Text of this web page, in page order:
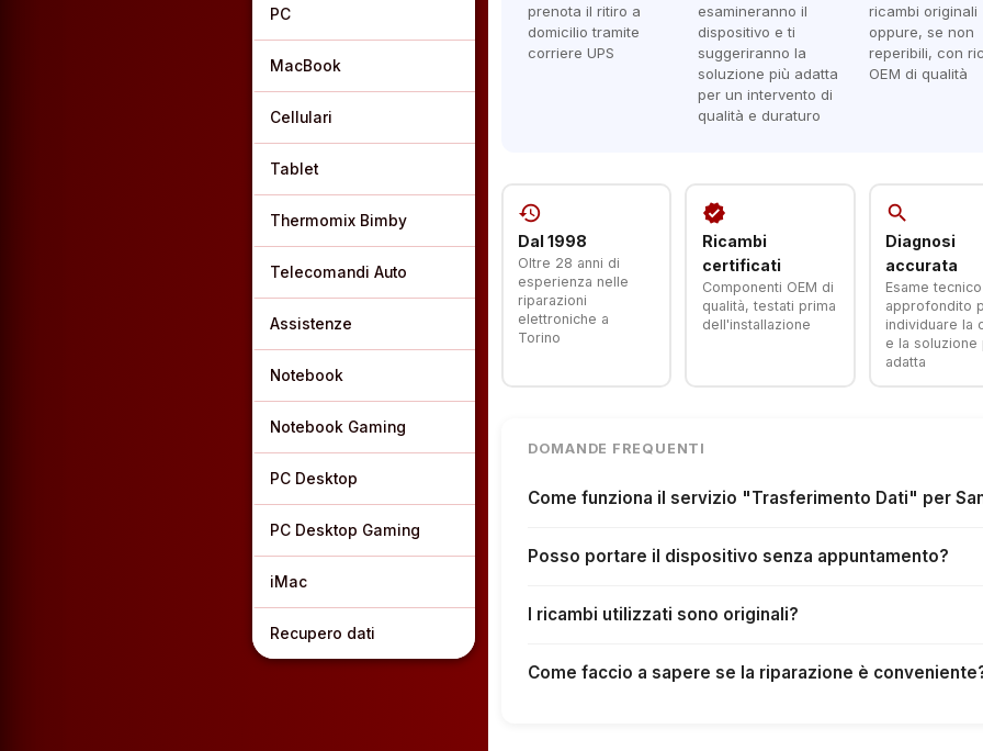
PC
MacBook
Cellulari
Tablet
Thermomix Bimby
Telecomandi Auto
Assistenze
Notebook
Notebook Gaming
PC Desktop
PC Desktop Gaming
iMac
Recupero dati
prenota il ritiro a
domicilio tramite
corriere UPS
esamineranno il
dispositivo e ti
suggeriranno la
soluzione più adatta
per un intervento di
qualità e duraturo
ricambi originali
oppure, se non
reperibili, con
OEM di qualità
history
Dal 1998
Oltre 28 anni di
esperienza nelle
riparazioni
elettroniche a
Torino
verified
Ricambi
certificati
Componenti OEM di
qualità, testati prima
dell'installazione
search
Diagnosi
accurata
Esame tecnico
approfondito
individuare la
e la soluzione
adatta
DOMANDE FREQUENTI
Come funziona il servizio "Trasferimento Dati" per
Posso portare il dispositivo senza appuntamento?
I ricambi utilizzati sono originali?
Come faccio a sapere se la riparazione è